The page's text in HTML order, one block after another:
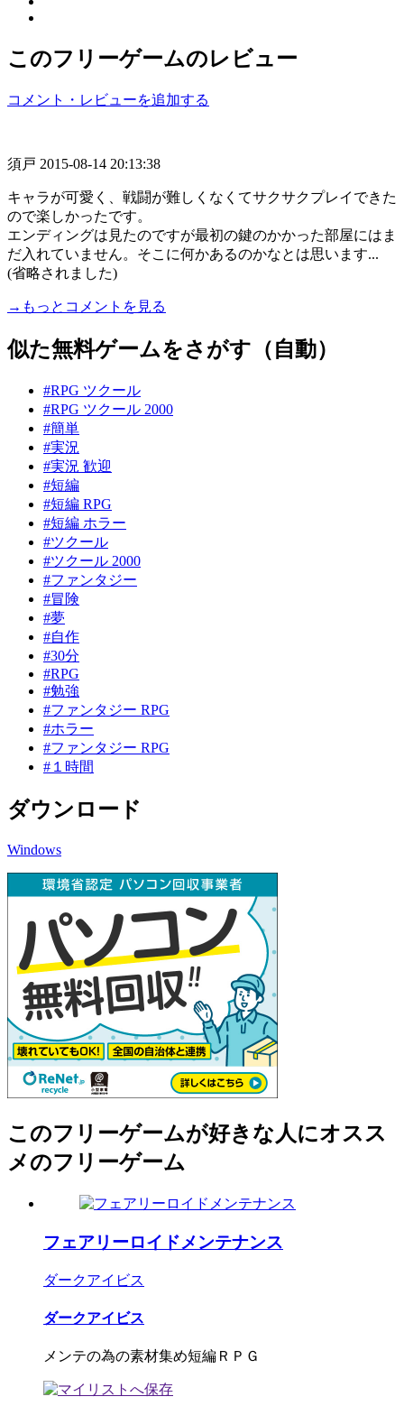
このフリーゲームのレビュー
コメント・レビューを追加する
須戸 2015-08-14 20:13:38
キャラが可愛く、戦闘が難しくなくてサクサクプレイできた
ので楽しかったです。
エンディングは見たのですが最初の鍵のかかった部屋にはま
だ入れていません。そこに何かあるのかなとは思います...
(省略されました)
→もっとコメントを見る
似た無料ゲームをさがす（自動）
#RPG ツクール
#RPG ツクール 2000
#簡単
#実況
#実況 歓迎
#短編
#短編 RPG
#短編 ホラー
#ツクール
#ツクール 2000
#ファンタジー
#冒険
#夢
#自作
#30分
#RPG
#勉強
#ファンタジー RPG
#ホラー
#ファンタジー RPG
#１時間
ダウンロード
Windows
このフリーゲームが好きな人にオスス
メのフリーゲーム
フェアリーロイドメンテナンス
ダークアイビス
ダークアイビス
メンテの為の素材集め短編ＲＰＧ